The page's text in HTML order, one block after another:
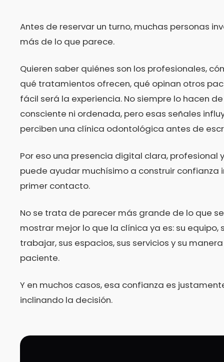
Antes de reservar un turno, muchas personas
más de lo que parece.
Quieren saber quiénes son los profesionales,
qué tratamientos ofrecen, qué opinan otros
fácil será la experiencia. No siempre lo hacen
consciente ni ordenada, pero esas señales
perciben una clínica odontológica antes de
Por eso una presencia digital clara, profesional
puede ayudar muchísimo a construir confianza
primer contacto.
No se trata de parecer más grande de lo que
mostrar mejor lo que la clínica ya es: su equipo,
trabajar, sus espacios, sus servicios y su
paciente.
Y en muchos casos, esa confianza es
inclinando la decisión.